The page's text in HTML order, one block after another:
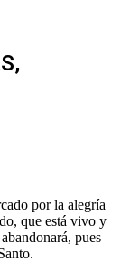
por la alegría
que está vivo y
pues